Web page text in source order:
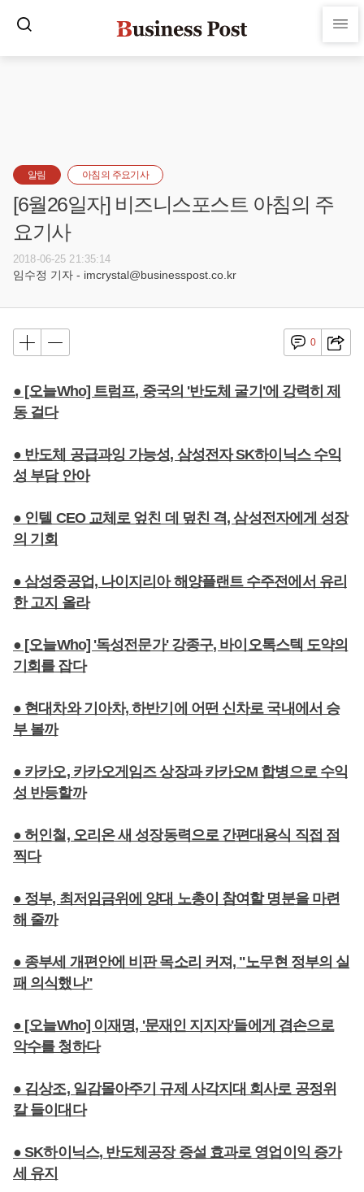
알림 아침의 주요기사
[6월26일자] 비즈니스포스트 아침의 주
요기사
2018-06-25 21:35:14
임수정 기자 - imcrystal@businesspost.co.kr
0
● [오늘Who] 트럼프, 중국의 '반도체 굴기'에 강력히 제
동 걸다
● 반도체 공급과잉 가능성, 삼성전자 SK하이닉스 수익
성 부담 안아
● 인텔 CEO 교체로 엎친 데 덮친 격, 삼성전자에게 성장
의 기회
● 삼성중공업, 나이지리아 해양플랜트 수주전에서 유리
한 고지 올라
● [오늘Who] '독성전문가' 강종구, 바이오톡스텍 도약의
기회를 잡다
● 현대차와 기아차, 하반기에 어떤 신차로 국내에서 승
부 볼까
● 카카오, 카카오게임즈 상장과 카카오M 합병으로 수익
성 반등할까
● 허인철, 오리온 새 성장동력으로 간편대용식 직접 점
찍다
● 정부, 최저임금위에 양대 노총이 참여할 명분을 마련
해 줄까
● 종부세 개편안에 비판 목소리 커져, "노무현 정부의 실
패 의식했나"
● [오늘Who] 이재명, '문재인 지지자'들에게 겸손으로
악수를 청하다
● 김상조, 일감몰아주기 규제 사각지대 회사로 공정위
칼 들이대다
● SK하이닉스, 반도체공장 증설 효과로 영업이익 증가
세 유지